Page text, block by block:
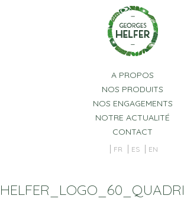
A PROPOS
NOS PRODUITS
NOS ENGAGEMENTS
NOTRE ACTUALITÉ
CONTACT
FR ES EN
HELFER_LOGO_60_QUADRI
Panneau de gestion des cookies